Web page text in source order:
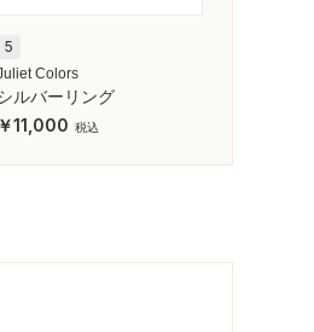
5
Colors
ルバーリング
11,000